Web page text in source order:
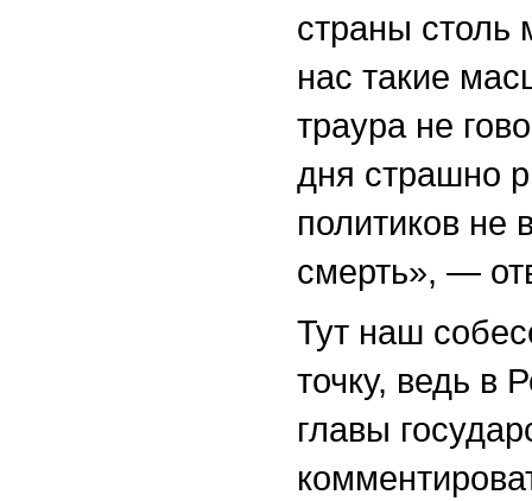
страны столь
нас такие
траура не
дня страшно
политиков не
смерть», —
Тут наш
точку, ведь в
главы